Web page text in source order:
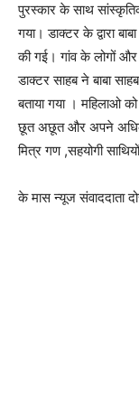
पुरस्कार के साथ
गया। डाक्टर के द्वारा
की गई। गांव के लोगों और
डाक्टर साहब ने बाबा
बताया गया । महिलाओ
छूत अछूत और अपने
मित्र गण ,सहयोगी
के मास न्यूज संवाददाता